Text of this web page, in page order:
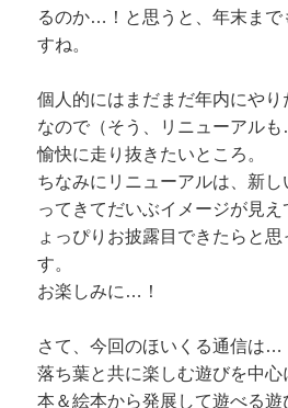
るのか…！と思うと、年末まで
すね。
個人的にはまだまだ年内にや
なので（そう、リニューアル
愉快に走り抜きたいところ。
ちなみにリニューアルは、新
ってきてだいぶイメージが見
ょっぴりお披露目できたらと
す。
お楽しみに…！
さて、今回のほいくる通信は…
落ち葉と共に楽しむ遊びを中
本＆絵本から発展して遊べる